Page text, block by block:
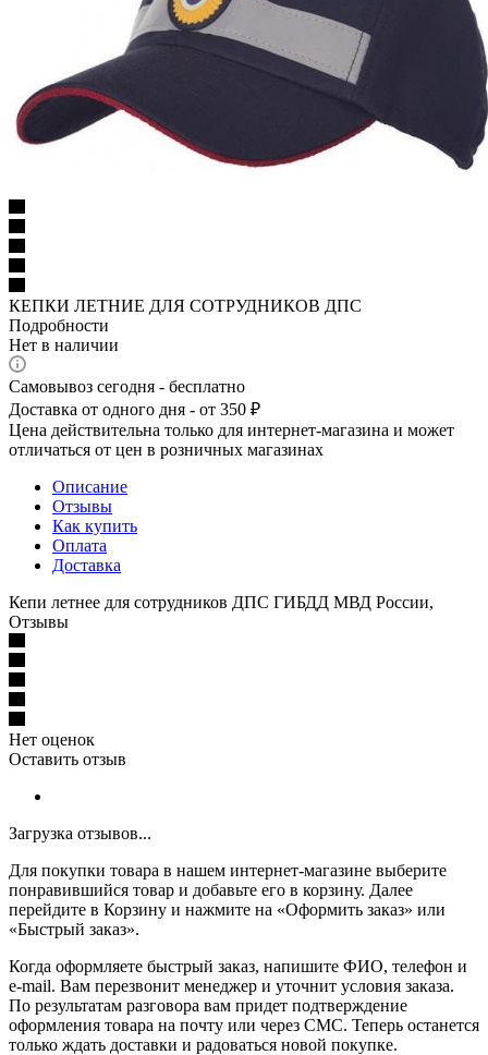
КЕПКИ ЛЕТНИЕ ДЛЯ СОТРУДНИКОВ ДПС
Подробности
Нет в наличии
Самовывоз сегодня - бесплатно
Доставка от одного дня - от 350 ₽
Цена действительна только для интернет-магазина и может
отличаться от цен в розничных магазинах
Описание
Отзывы
Как купить
Оплата
Доставка
Кепи летнее для сотрудников ДПС ГИБДД МВД России,
Отзывы
Нет оценок
Оставить отзыв
Загрузка отзывов...
Для покупки товара в нашем интернет-магазине выберите
понравившийся товар и добавьте его в корзину. Далее
перейдите в Корзину и нажмите на «Оформить заказ» или
«Быстрый заказ».
Когда оформляете быстрый заказ, напишите ФИО, телефон и
e-mail. Вам перезвонит менеджер и уточнит условия заказа.
По результатам разговора вам придет подтверждение
оформления товара на почту или через СМС. Теперь останется
только ждать доставки и радоваться новой покупке.